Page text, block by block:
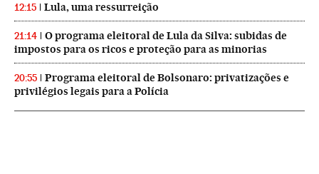
12:15 Lula, uma ressurreição
21:14
O programa eleitoral de Lula da Silva: subidas de
impostos para os ricos e proteção para as minorias
20:55
Programa eleitoral de Bolsonaro: privatizações e
privilégios legais para a Polícia